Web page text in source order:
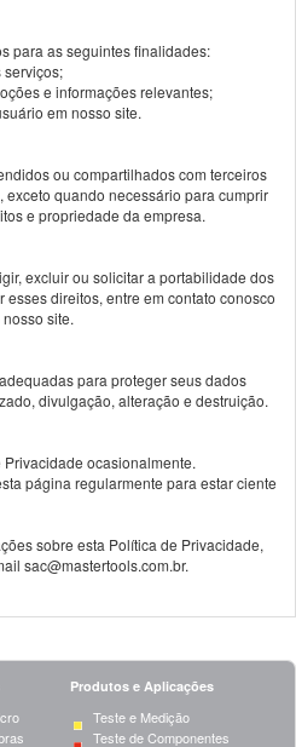
para as seguintes finalidades:
serviços;
e informações relevantes;
em nosso site.
ou compartilhados com terceiros
quando necessário para cumprir
e propriedade da empresa.
excluir ou solicitar a portabilidade dos
direitos, entre em contato conosco
site.
para proteger seus dados
divulgação, alteração e destruição.
ocasionalmente.
página regularmente para estar ciente
sobre esta Política de Privacidade,
sac@mastertools.com.br.
Produtos e Aplicações
Teste e Medição
Teste de Componentes